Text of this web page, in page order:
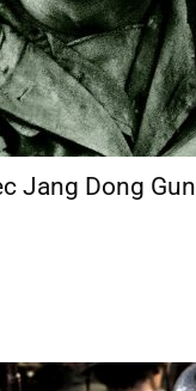
Jang Dong Gun